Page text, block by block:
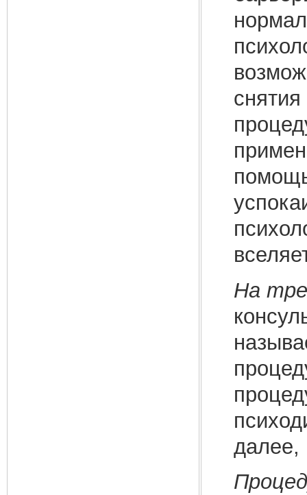
На
далее,